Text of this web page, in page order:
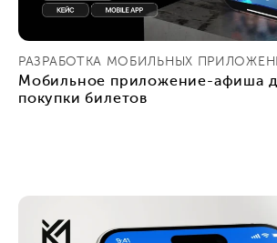
РАЗРАБОТКА МОБИЛЬНЫХ
Мобильное приложение-афиша
покупки билетов